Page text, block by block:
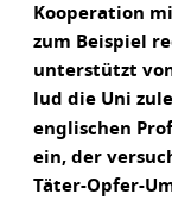
Kooperation
zum Beispiel
unterstützt
lud die Uni
englischen
ein, der
Täter-Opfer-